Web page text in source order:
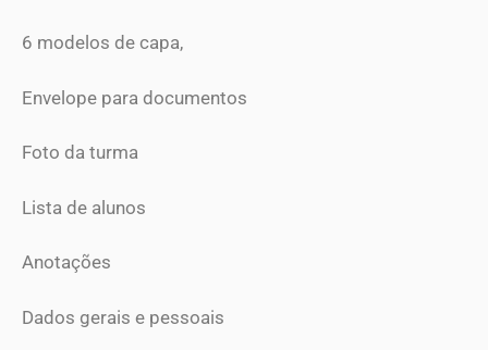
6 modelos de capa,
Envelope para documentos
Foto da turma
Lista de alunos
Anotações
Dados gerais e pessoais